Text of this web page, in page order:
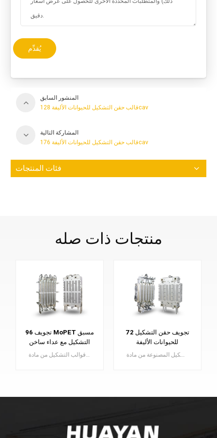
يُقدِّم
المنشور السابق
قالب حقن التشكيل للحيوانات الأليفة 128cav
المشاركة التالية
قالب حقن التشكيل للحيوانات الأليفة 176cav
فئات المنتجات
منتجات ذات صله
96 تجويف MoPET مسبق
التشكيل مع عداء ساخن
ببوابة صمام
تعد قوالب التشكيل من مادة PET عنصرًا أساسيًا في تصنيع قوالب التشكيل من مادة PET، والتي تعمل بمثابة اللبنات الأساسية للزجاجات البلاستيكية عالية الجودة.
72 تجويف حقن التشكيل
للحيوانات الأليفة
اكتشف قوالب التشكيل المصنوعة من مادة PET بدقة ، وهي ضرورية لصناعة الزجاجات البلاستيكية عالية الجودة. ارفع مستوى إنتاجك باستخدام قوالبنا المتميزة.